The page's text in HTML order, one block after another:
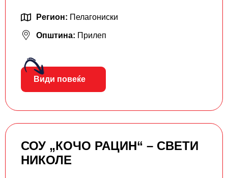
Регион: Пелагониски
Општина: Прилеп
Види повеќе
СОУ „КОЧО РАЦИН“ – СВЕТИ
НИКОЛЕ